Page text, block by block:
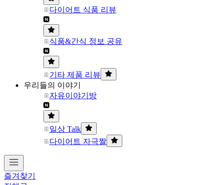
다이어트 식품 리뷰
식품&간식 정보 공유
기타 제품 리뷰
우리들의 이야기
자유이야기방
일상 Talk
다이어트 자극짤
즐겨찾기